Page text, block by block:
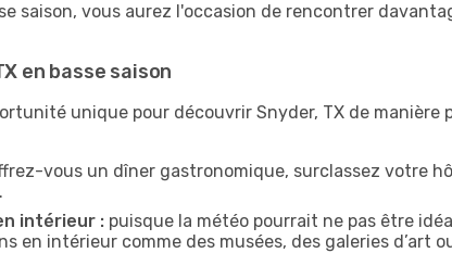
saison, vous aurez l'occasion de rencontrer
en basse saison
unique pour découvrir Snyder, TX de
vous un dîner gastronomique, surclassez votre
intérieur : puisque la météo pourrait ne pas être
en intérieur comme des musées, des galeries d’art